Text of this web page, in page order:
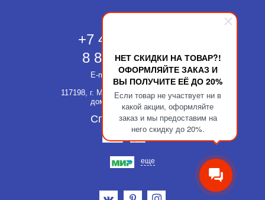
НЕТ СКИДКИ НА ТОВАР?!
ОФОРМЛЯЙТЕ ЗАКАЗ И
ВЫ ПОЛУЧИТЕ ЕЁ ДО 20%
Если товар не участвует ни в
какой акции, оформляйте
заказ и мы предоставим на
него скидку до 20%.
+7 495 118-43-83
8 800 511-52-66
E-mail:
info@kupatika.ru
117198, г. Москва, ул. Миклухо-Маклая,
дом 8, стр. 3, офис 311
Способы оплаты
еще